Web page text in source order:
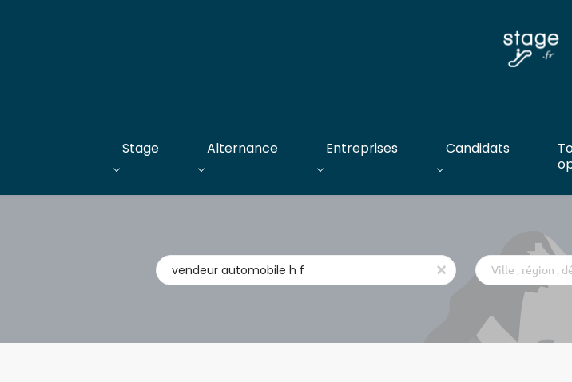
Stage Alternance Entreprises Candidats
Métier,
entreprise,
x
Ville
,
département
,